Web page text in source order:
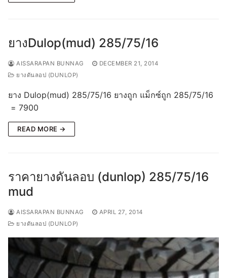
ยางDulop(mud) 285/75/16
AISSARAPAN BUNNAG
DECEMBER 21, 2014
ยางดันลอป (DUNLOP)
ยาง Dulop(mud) 285/75/16 ยางถูก แม็กซ์ถูก 285/75/16
= 7900
READ MORE →
ราคายางดันลอบ (dunlop) 285/75/16
mud
AISSARAPAN BUNNAG
APRIL 27, 2014
ยางดันลอป (DUNLOP)